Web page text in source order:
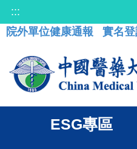
:::
院外單位健康通報
實名
ESG專區